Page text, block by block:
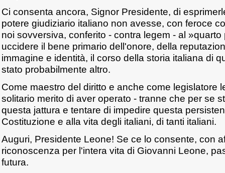
Ci consenta ancora, Signor Presidente, di
potere giudiziario italiano non avesse, con feroce
noi sovversiva, conferito - contra legem - al
uccidere il bene primario dell'onore, della
immagine e identità, il corso della storia italiana di
stato probabilmente altro.
Come maestro del diritto e anche come legislatore
solitario merito di aver operato - tranne che per se
questa jattura e tentare di impedire questa
Costituzione e alla vita degli italiani, di tanti italiani.
Auguri, Presidente Leone! Se ce lo consente, con
riconoscenza per l'intera vita di Giovanni Leone,
futura.